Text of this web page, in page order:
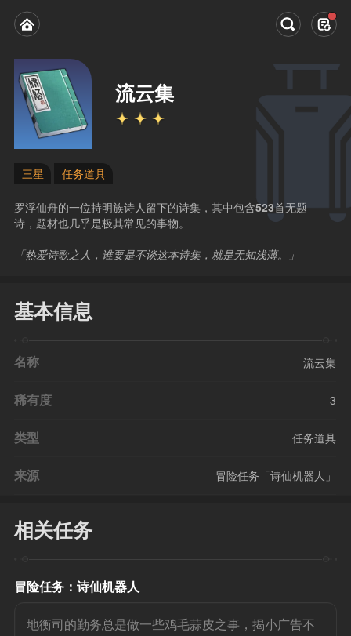
流云集
三星 任务道具
罗浮仙舟的一位持明族诗人留下的诗集，其中包含523首无题
诗，题材也几乎是极其常见的事物。
「热爱诗歌之人，谁要是不谈这本诗集，就是无知浅薄。」
基本信息
名称 流云集
稀有度 3
类型 任务道具
来源 冒险任务「诗仙机器人」
相关任务
冒险任务：诗仙机器人
地衡司的勤务总是做一些鸡毛蒜皮之事，揭小广告不